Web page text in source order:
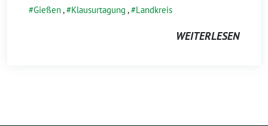
Gießen, Klausurtagung , Landkreis
WEITERLESEN